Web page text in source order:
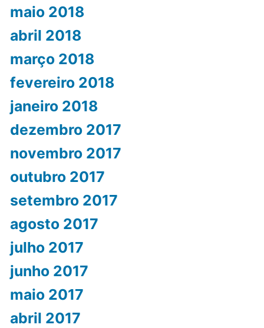
maio 2018
abril 2018
março 2018
fevereiro 2018
janeiro 2018
dezembro 2017
novembro 2017
outubro 2017
setembro 2017
agosto 2017
julho 2017
junho 2017
maio 2017
abril 2017